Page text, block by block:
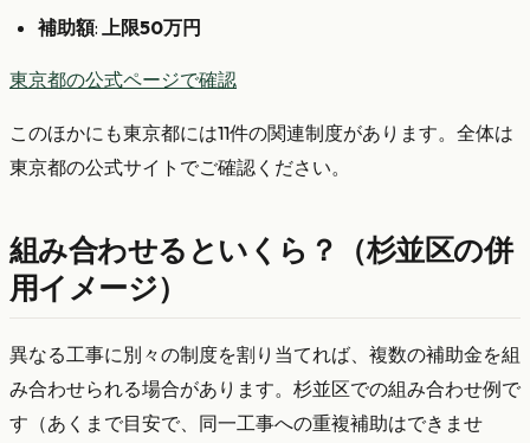
補助額: 上限50万円
東京都の公式ページで確認
このほかにも東京都には11件の関連制度があります。全体は
東京都の公式サイトでご確認ください。
組み合わせるといくら？（杉並区の併
用イメージ）
異なる工事に別々の制度を割り当てれば、複数の補助金を組
み合わせられる場合があります。杉並区での組み合わせ例で
す（あくまで目安で、同一工事への重複補助はできませ